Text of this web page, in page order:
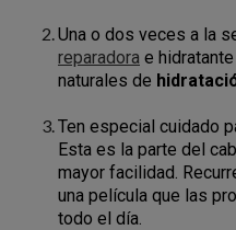
Una o dos veces a la
reparadora e
naturales de
Ten especial cuidado
Esta es la parte del
mayor facilidad.
una película que las
todo el día.